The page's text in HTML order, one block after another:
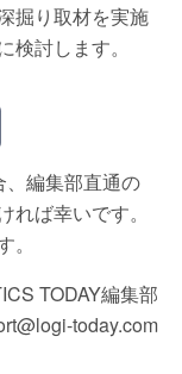
掘り取材を実施
討します。
編集部直通の
ば幸いです。
TODAY編集部
today.com